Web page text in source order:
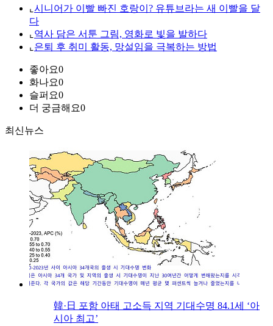
⌞ 시니어가 이빨 빠진 호랑이? 유튜브라는 새 이빨을 달
다
⌞ 역사 담은 서툰 그림, 영화로 빛을 발하다
⌞ 은퇴 후 취미 활동, 망설임을 극복하는 방법
좋아요0
화나요0
슬퍼요0
더 궁금해요0
최신뉴스
韓·日 포함 아태 고소득 지역 기대수명 84.1세 ‘아
시아 최고’